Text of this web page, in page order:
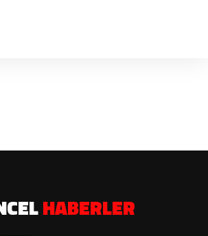
HABERLER